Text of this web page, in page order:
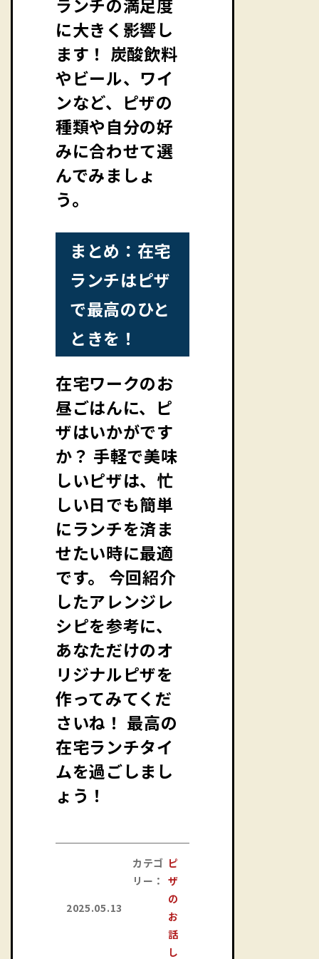
ランチの満足度
に大きく影響し
ます！ 炭酸飲料
やビール、ワイ
ンなど、ピザの
種類や自分の好
みに合わせて選
んでみましょ
う。
まとめ：在宅
ランチはピザ
で最高のひと
ときを！
在宅ワークのお
昼ごはんに、ピ
ザはいかがです
か？ 手軽で美味
しいピザは、忙
しい日でも簡単
にランチを済ま
せたい時に最適
です。 今回紹介
したアレンジレ
シピを参考に、
あなただけのオ
リジナルピザを
作ってみてくだ
さいね！ 最高の
在宅ランチタイ
ムを過ごしまし
ょう！
2025.05.13
カテゴ
リー：
ピ
ザ
の
お
話
し